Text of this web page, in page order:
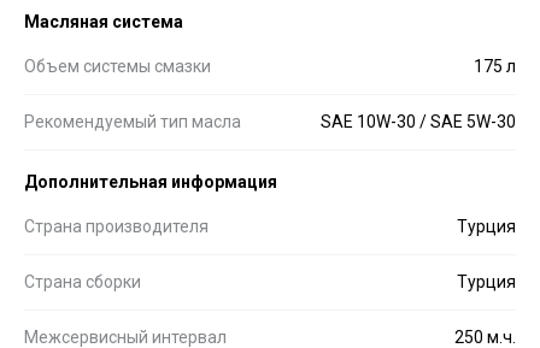
Масляная система
Объем системы смазки 175 л
Рекомендуемый тип масла SAE 10W-30 / SAE 5W-30
Дополнительная информация
Страна производителя Турция
Страна сборки Турция
Межсервисный интервал 250 м.ч.